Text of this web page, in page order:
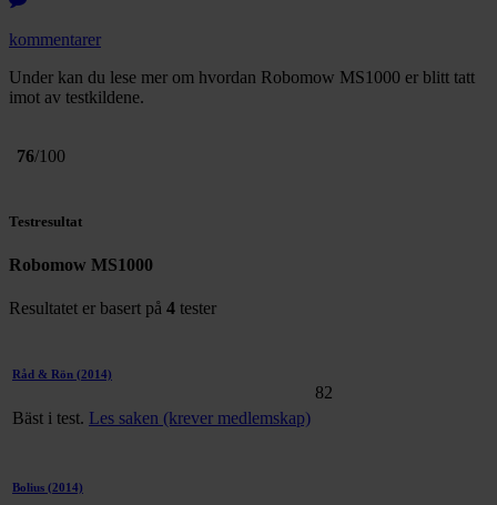
kommentarer
Under kan du lese mer om hvordan Robomow MS1000 er blitt tatt
imot av testkildene.
76/100
Testresultat
Robomow MS1000
Resultatet er basert på 4 tester
Råd & Rön (2014)
Bäst i test. Les saken (krever medlemskap)
82
Bolius (2014)